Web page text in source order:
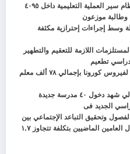
حيث أكد اللواء محافظ البحيرة على إنتظام سير العملية التعليمية داخل ٤٠٩٥
وسط إجراءات إحترازية مكثفة
اللازمة للتعقيم والتطهير
تطعيم
جميع العاملين بالمدارس باللقاح المضاد لفيروس كورونا بإجمالي ٧٨ ألف معلم
وأضاف المحافظ أن العام الدراسي الحالي شهد دخول ٤٠ مدرسة جديدة
وتحقيق التباعد الإجتماعي بين
الطلاب ضمن ٣١٢ مدرسة تم تنفيذها خلال العامين الماضيين بتكلفة تتجاوز ١.٧